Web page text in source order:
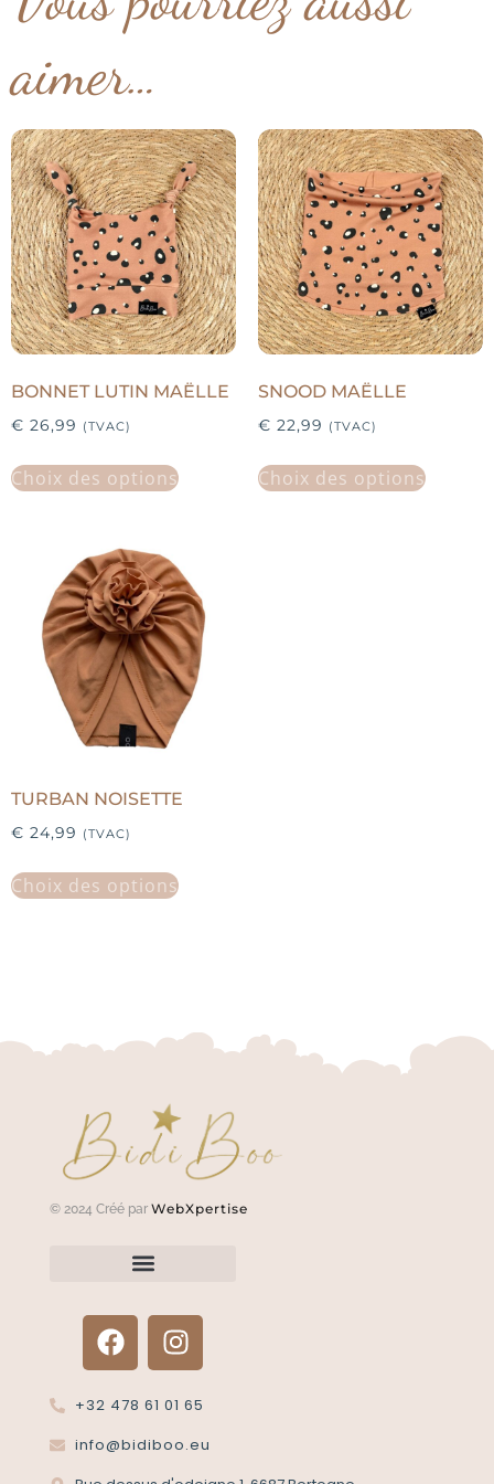
aimer…
BONNET LUTIN MAËLLE
€ 26,99 (TVAC)
Choix des options
SNOOD MAËLLE
€ 22,99 (TVAC)
Choix des options
TURBAN NOISETTE
€ 24,99 (TVAC)
Choix des options
© 2024 Créé par WebXpertise
+32 478 61 01 65
info@bidiboo.eu